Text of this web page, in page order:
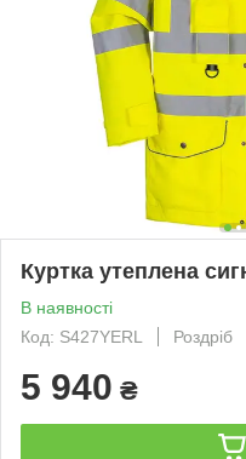
Куртка утеплена
В наявності
Код: S427YERL
Роздріб
5 940 ₴